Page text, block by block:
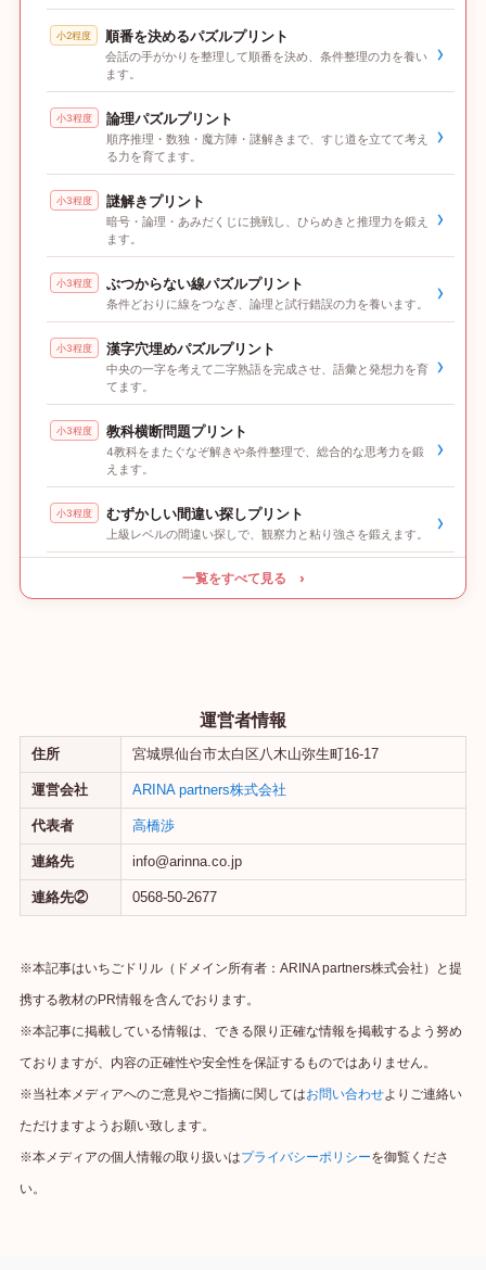
小2程度 順番を決めるパズルプリント
会話の手がかりを整理して順番を決め、条件整理の力を養い
ます。
›
小3程度 論理パズルプリント
順序推理・数独・魔方陣・謎解きまで、すじ道を立てて考え
る力を育てます。
›
小3程度 謎解きプリント
暗号・論理・あみだくじに挑戦し、ひらめきと推理力を鍛え
ます。
›
小3程度 ぶつからない線パズルプリント
条件どおりに線をつなぎ、論理と試行錯誤の力を養います。 ›
小3程度 漢字穴埋めパズルプリント
中央の一字を考えて二字熟語を完成させ、語彙と発想力を育
てます。
›
小3程度 教科横断問題プリント
4教科をまたぐなぞ解きや条件整理で、総合的な思考力を鍛
えます。
›
小3程度 むずかしい間違い探しプリント
上級レベルの間違い探しで、観察力と粘り強さを鍛えます。 ›
一覧をすべて見る ›
運営者情報
住所 宮城県仙台市太白区八木山弥生町16-17
運営会社 ARINA partners株式会社
代表者 高橋渉
連絡先 info@arinna.co.jp
連絡先② 0568-50-2677
※本記事はいちごドリル（ドメイン所有者：ARINA partners株式会社）と提
携する教材のPR情報を含んでおります。
※本記事に掲載している情報は、できる限り正確な情報を掲載するよう努め
ておりますが、内容の正確性や安全性を保証するものではありません。
※当社本メディアへのご意見やご指摘に関してはお問い合わせよりご連絡い
ただけますようお願い致します。
※本メディアの個人情報の取り扱いはプライバシーポリシーを御覧くださ
い。